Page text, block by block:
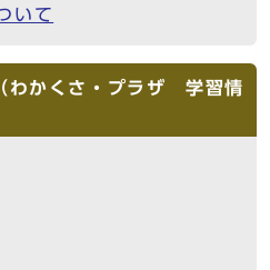
いて
わかくさ・プラザ 学習情